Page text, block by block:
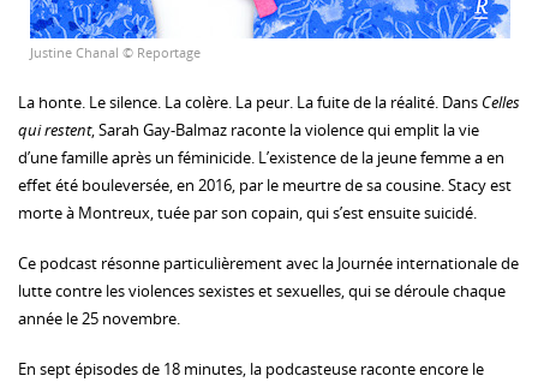
Justine Chanal © Reportage
La honte. Le silence. La colère. La peur. La fuite de la réalité. Dans Celles
qui restent, Sarah Gay-Balmaz raconte la violence qui emplit la vie
d’une famille après un féminicide. L’existence de la jeune femme a en
effet été bouleversée, en 2016, par le meurtre de sa cousine. Stacy est
morte à Montreux, tuée par son copain, qui s’est ensuite suicidé.
Ce podcast résonne particulièrement avec la Journée internationale de
lutte contre les violences sexistes et sexuelles, qui se déroule chaque
année le 25 novembre.
En sept épisodes de 18 minutes, la podcasteuse raconte encore le